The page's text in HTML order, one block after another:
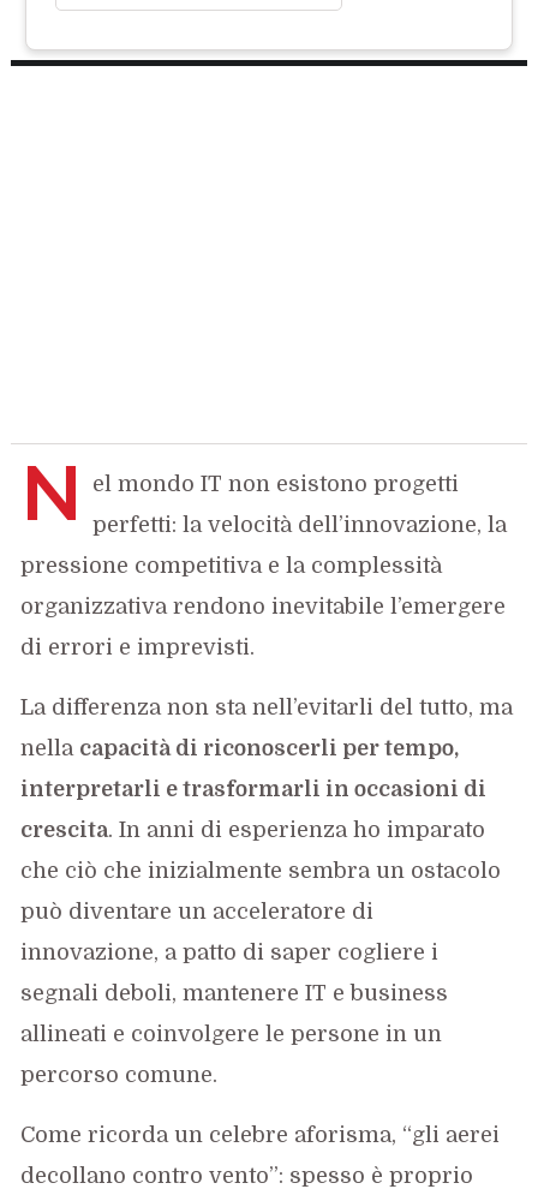
N
el mondo IT non esistono progetti
perfetti: la velocità dell’innovazione, la
pressione competitiva e la complessità
organizzativa rendono inevitabile l’emergere
di errori e imprevisti.
La differenza non sta nell’evitarli del tutto, ma
nella capacità di riconoscerli per tempo,
interpretarli e trasformarli in occasioni di
crescita. In anni di esperienza ho imparato
che ciò che inizialmente sembra un ostacolo
può diventare un acceleratore di
innovazione, a patto di saper cogliere i
segnali deboli, mantenere IT e business
allineati e coinvolgere le persone in un
percorso comune.
Come ricorda un celebre aforisma, “gli aerei
decollano contro vento”: spesso è proprio